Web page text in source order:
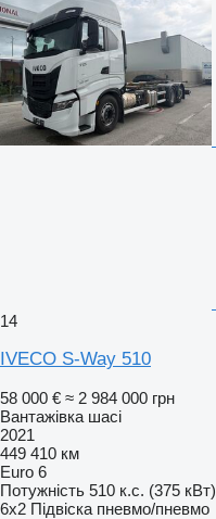
14
IVECO S-Way 510
58 000 € ≈ 2 984 000 грн
Вантажівка шасі
2021
449 410 км
Euro 6
Потужність 510 к.с. (375 кВт)
6x2 Підвіска пневмо/пневмо